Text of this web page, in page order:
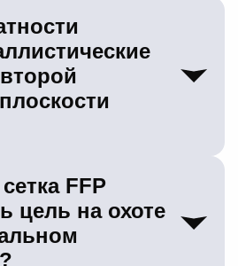
кратности. Если
3-12х, то отметки на стекле
реальности (в милах или МОА)
Если вы поставите
увеличится ровно в два
FFP
цель на охоте